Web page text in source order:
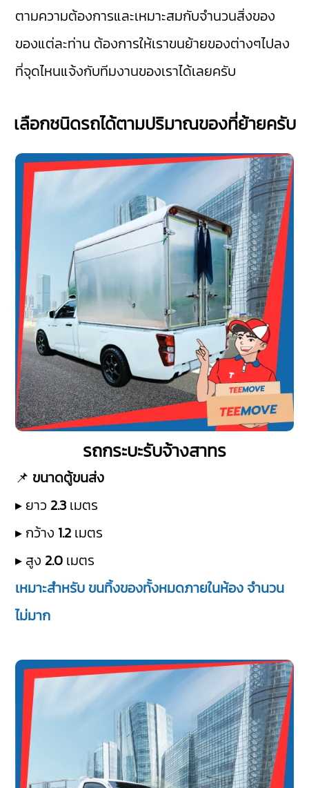
ตามความต้องการและเหมาะสมกับจำนวนสิ่งของ
ของแต่ละท่าน ต้องการให้เราขนย้ายของต่างๆไปลง
ที่จุดไหนแจ้งกับทีมงานของเราได้เลยครับ
เลือกชนิดรถได้ตามปริมาณของที่ย้ายครับ
รถกระบะรับจ้างสาทร
📌 ขนาดตู้ขนส่ง
▸ ยาว 2.3 เมตร
▸ กว้าง 1.2 เมตร
▸ สูง 2.0 เมตร
เหมาะสำหรับ ขนทิ้งของทั้งหมดภายในห้อง จำนวน
ไม่มาก